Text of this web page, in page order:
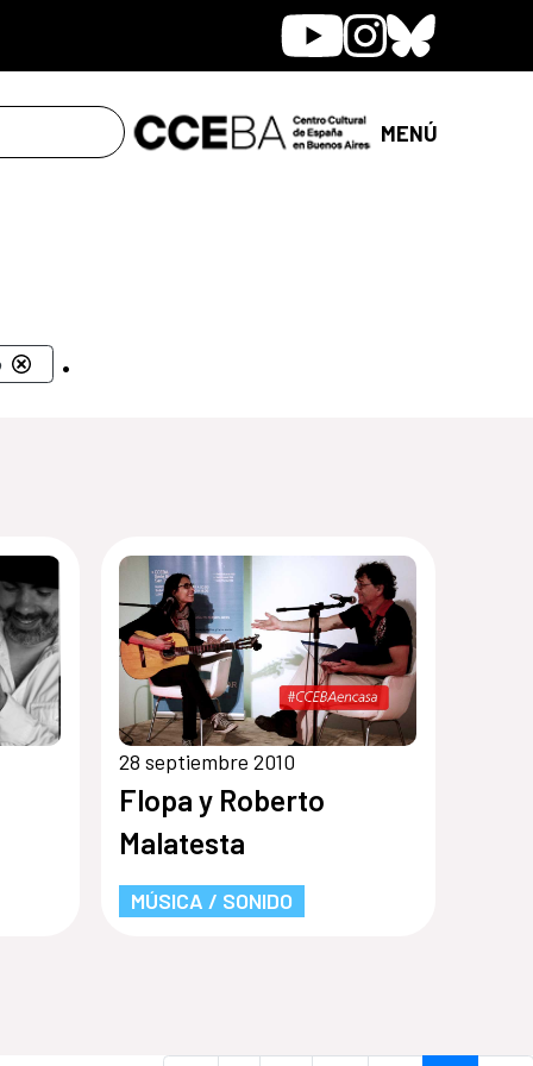
YoutubeInstagram
Bluesky
MENÚ
.
28 septiembre 2010
Flopa y Roberto
Malatesta
MÚSICA / SONIDO